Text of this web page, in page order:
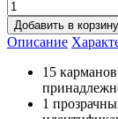
Добавить в корзину
Описание
15
1